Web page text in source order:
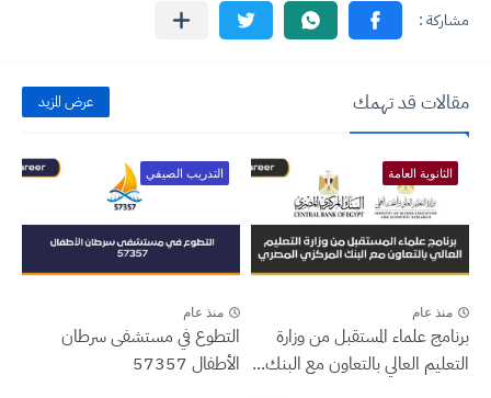
مقالات قد تهمك عرض المزيد
الثانوية العامة
منذ عام
برنامج علماء المستقبل من وزارة
التعليم العالي بالتعاون مع البنك...
التدريب الصيفي
منذ عام
التطوع في مستشفى سرطان
الأطفال 57357